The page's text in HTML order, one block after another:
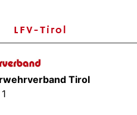
LFV-Tirol
Tirol